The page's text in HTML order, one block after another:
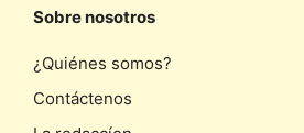
Sobre nosotros
¿Quiénes somos?
Contáctenos